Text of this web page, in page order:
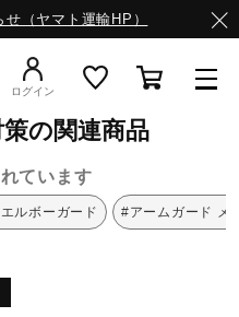
（ヤマト運輸HP）
ア
ログイン
暑さ対策
の関連商品
ています
ルボーガード #アームガード メ